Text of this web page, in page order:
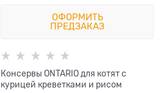
ОФОРМИТЬ
ПРЕДЗАКАЗ
Консервы ONTARIO для котят с
курицей креветками и рисом